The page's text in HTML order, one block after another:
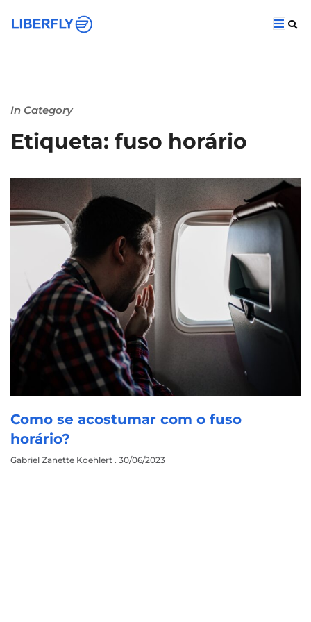
In Category
Etiqueta: fuso horário
Como se acostumar com o fuso
horário?
Gabriel Zanette Koehlert 30/06/2023